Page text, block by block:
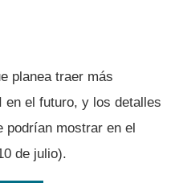
planea traer más
el futuro, y los detalles
podrían mostrar en el
de julio).